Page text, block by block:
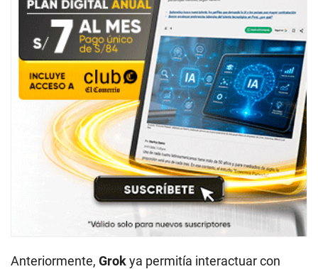
Anteriormente, Grokya permitía interactuar con